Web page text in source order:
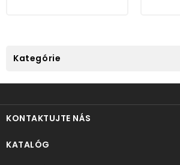
Kategórie
KONTAKTUJTE NÁS
KATALÓG